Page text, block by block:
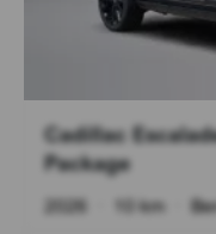
Cadillac
Package
2026 10 km